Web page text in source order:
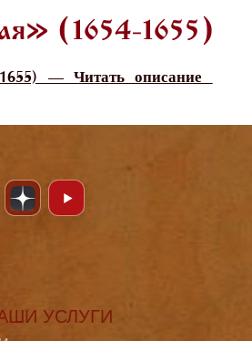
(1654-1655)
— Читать описание
УСЛУГИ